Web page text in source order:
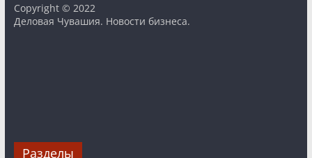
Copyright © 2022
Деловая Чувашия. Новости бизнеса.
Разделы